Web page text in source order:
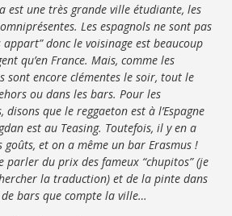
est une très grande ville étudiante, les
Les espagnols ne sont pas
appart” donc le voisinage est beaucoup
qu’en France. Mais, comme les
sont encore clémentes le soir, tout le
ou dans les bars. Pour les
disons que le reggaeton est à l’Espagne
est au Teasing. Toutefois, il y en a
goûts, et on a même un bar Erasmus !
parler du prix des fameux “chupitos” (je
la traduction) et de la pinte dans
bars que compte la ville…